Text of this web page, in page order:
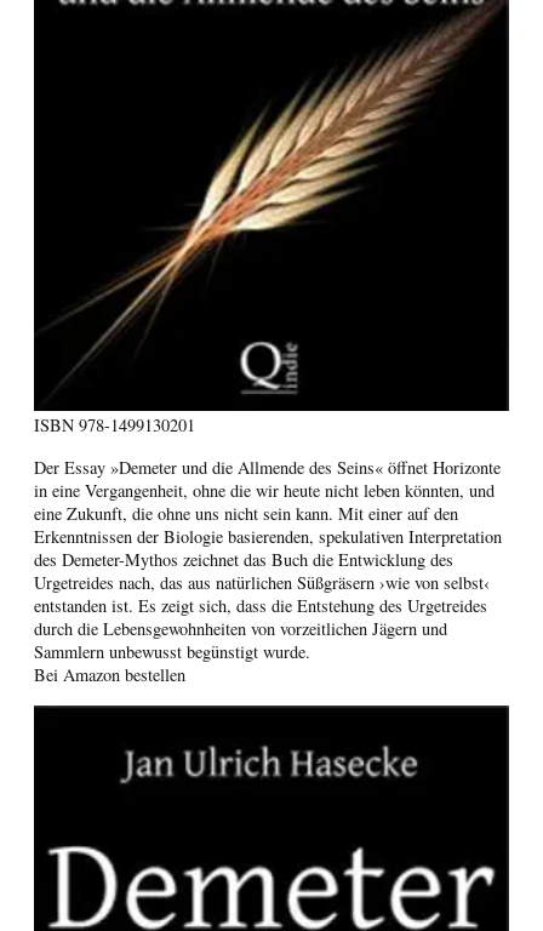
ISBN 978-1499130201
Der Essay »Demeter und die Allmende des Seins« öffnet Horizonte
in eine Vergangenheit, ohne die wir heute nicht leben könnten, und
eine Zukunft, die ohne uns nicht sein kann. Mit einer auf den
Erkenntnissen der Biologie basierenden, spekulativen Interpretation
des Demeter-Mythos zeichnet das Buch die Entwicklung des
Urgetreides nach, das aus natürlichen Süßgräsern ›wie von selbst‹
entstanden ist. Es zeigt sich, dass die Entstehung des Urgetreides
durch die Lebensgewohnheiten von vorzeitlichen Jägern und
Sammlern unbewusst begünstigt wurde.
Bei Amazon bestellen